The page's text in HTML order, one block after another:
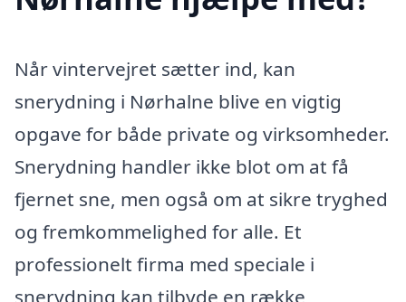
Når vintervejret sætter ind, kan
snerydning i Nørhalne blive en vigtig
opgave for både private og virksomheder.
Snerydning handler ikke blot om at få
fjernet sne, men også om at sikre tryghed
og fremkommelighed for alle. Et
professionelt firma med speciale i
snerydning kan tilbyde en række